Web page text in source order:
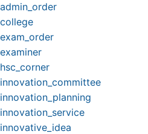
admin_order
college
exam_order
examiner
hsc_corner
innovation_committee
innovation_planning
innovation_service
innovative_idea